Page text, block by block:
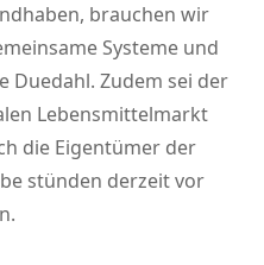
brauchen wir
Systeme und
Duedahl. Zudem sei der
Lebensmittelmarkt
die Eigentümer der
stünden derzeit vor